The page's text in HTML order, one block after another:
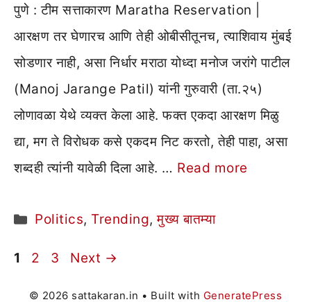
पुणे : टीम सत्ताकारण Maratha Reservation |
आरक्षण तर घेणारच आणि तेही ओबीसीतूनच, त्याशिवाय मुंबई
सोडणार नाही, असा निर्धार मराठा योध्दा मनोज जरांगे पाटील
(Manoj Jarange Patil) यांनी गुरुवारी (ता.२५)
लोणावळा येथे व्यक्त केला आहे. फक्त एकदा आरक्षण मिळु
द्या, मग ते विरोधक कसे एकदम निट करतो, तेही पाहा, असा
शब्दही त्यांनी यावेळी दिला आहे. … Read more
Categories
Politics, Trending,मुख्य बातम्या
Page
1 Page
2 Page
3 Next →
© 2026 sattakaran.in • Built with GeneratePress